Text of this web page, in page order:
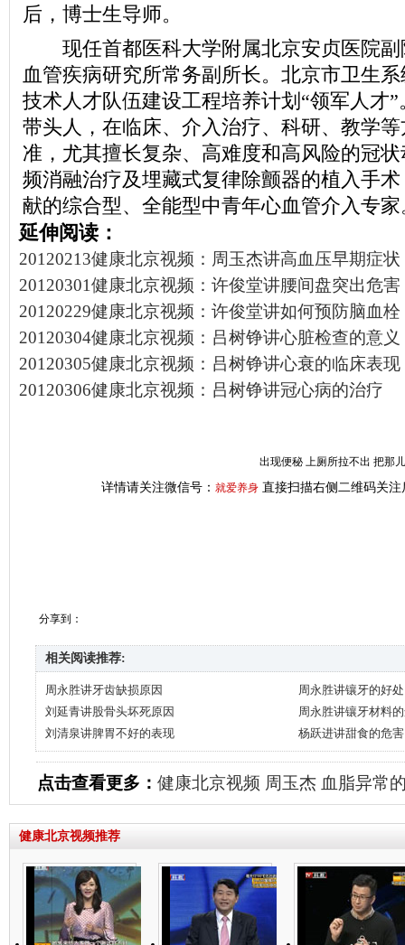
后，博士生导师。
现任首都医科大学附属北京安贞医院副
血管疾病研究所常务副所长。北京市卫生系
技术人才队伍建设工程培养计划“领军人才
带头人，在临床、介入治疗、科研、教学
准，尤其擅长复杂、高难度和高风险的冠
频消融治疗及埋藏式复律除颤器的植入手
献的综合型、全能型中青年心血管介入专家
延伸阅读：
20120213健康北京视频：周玉杰讲高血压早期症状
20120301健康北京视频：许俊堂讲腰间盘突出危害
20120229健康北京视频：许俊堂讲如何预防脑血栓
20120304健康北京视频：吕树铮讲心脏检查的意义
20120305健康北京视频：吕树铮讲心衰的临床表现
20120306健康北京视频：吕树铮讲冠心病的治疗
出现便秘 上厕所拉不出 把那
详情请关注微信号： 就爱养身 直接扫描右侧二维码关注
分享到：
相关阅读推荐:
周永胜讲牙齿缺损原因
周永胜讲镶牙的好处
刘延青讲股骨头坏死原因
周永胜讲镶牙材料
刘清泉讲脾胃不好的表现
杨跃进讲甜食的危害
点击查看更多： 健康北京视频 周玉杰 血脂异常
健康北京视频推荐